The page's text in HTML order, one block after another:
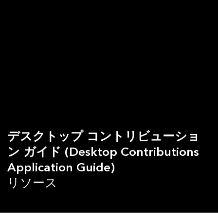
デスクトップ コントリビューショ
ン ガイド (Desktop Contributions
Application Guide)
リソース